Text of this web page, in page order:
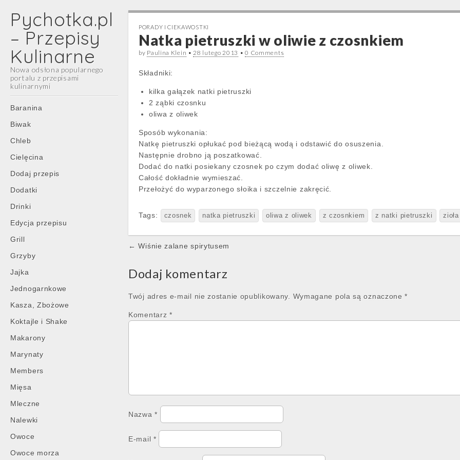
Pychotka.pl
– Przepisy
Kulinarne
Nowa odsłona popularnego
portalu z przepisami
kulinarnymi
Main
menu
Skip
content
Baranina
Biwak
Chleb
Cielęcina
Dodaj przepis
Dodatki
Drinki
Edycja przepisu
Grill
Grzyby
Jajka
Jednogarnkowe
Kasza, Zbożowe
Koktajle i Shake
Makarony
Marynaty
Members
Mięsa
Mleczne
Nalewki
Owoce
Owoce morza
PORADY I CIEKAWOSTKI
Natka pietruszki w oliwie z czosnkiem
by Paulina Klein •28 lutego 2013 •0 Comments
Składniki:
kilka gałązek natki pietruszki
2 ząbki czosnku
oliwa z oliwek
Sposób wykonania:
Natkę pietruszki opłukać pod bieżącą wodą i odstawić do osuszenia.
Następnie drobno ją poszatkować.
Dodać do natki posiekany czosnek po czym dodać oliwę z oliwek.
Całość dokładnie wymieszać.
Przełożyć do wyparzonego słoika i szczelnie zakręcić.
Tags: czosnek natka pietruszki oliwa z oliwek z czosnkiem z natki pietruszki zioła
Post
← Wiśnie zalane spirytusem
Dodaj komentarz
Twój adres e-mail nie zostanie opublikowany. Wymagane pola są oznaczone*
Komentarz *
Nazwa*
E-mail *